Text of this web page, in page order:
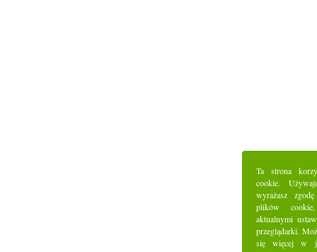
Ta strona
cookie.
wyrażasz
plików
aktualnymi
przeglądarki.
się więcej w